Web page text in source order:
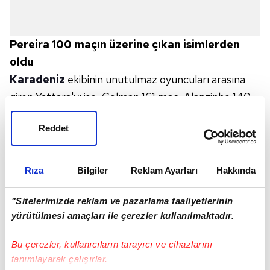
Rıza Bilgiler Reklam Ayarları Hakkında
"Sitelerimizde reklam ve pazarlama faaliyetlerinin
yürütülmesi amaçları ile çerezler kullanılmaktadır.
Bu çerezler, kullanıcıların tarayıcı ve cihazlarını
tanımlayarak çalışırlar.
Reddet
Pereira 100 maçın üzerine çıkan isimlerden
oldu
Karadeniz ekibinin unutulmaz oyuncuları arasına
giren Yattara'yı ise, Colman 161 maç, Alanzinho 140,
Shota 121, Petkovic 103 ve bordo-mavililerin güncel
kadrosunda yer alan Pereira'da Trabzonspor
formasıyla 105 maça çıkarak 100 maçı aşanlar
yabancı oyuncular listesindeki yerini aldı.
10 isim golle tanıştı
Trabzonspor kadrosunda 12 yabancı isim
takıma katılan savunma oyuncusu Manoel Messias